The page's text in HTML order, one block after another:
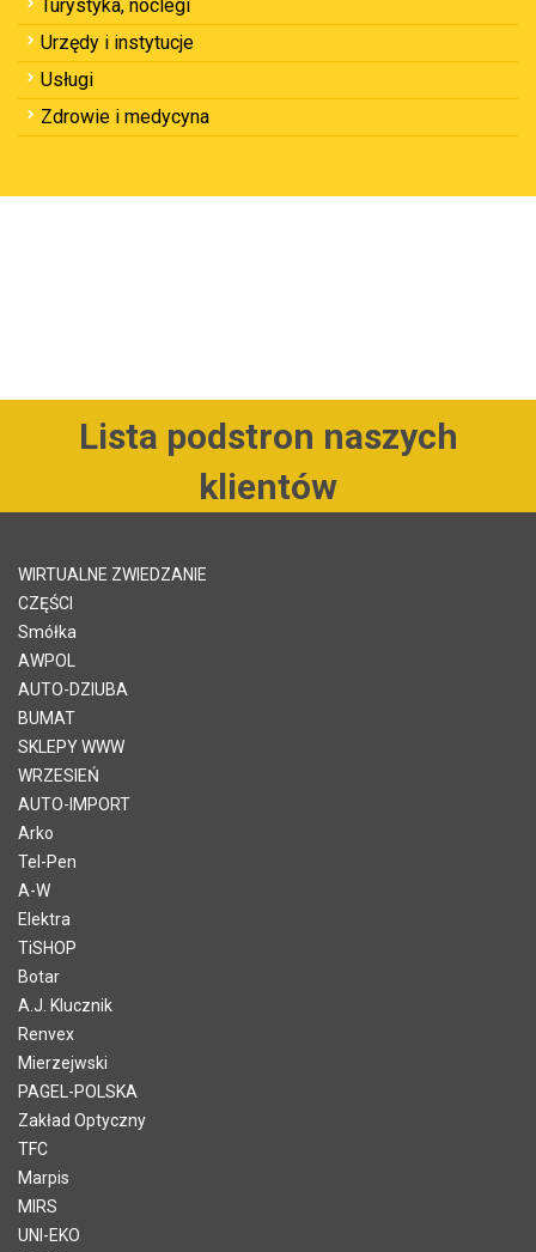
Turystyka, noclegi
Urzędy i instytucje
Usługi
Zdrowie i medycyna
Lista podstron naszych
klientów
WIRTUALNE ZWIEDZANIE
CZĘŚCI
Smółka
AWPOL
AUTO-DZIUBA
BUMAT
SKLEPY WWW
WRZESIEŃ
AUTO-IMPORT
Arko
Tel-Pen
A-W
Elektra
TiSHOP
Botar
A.J. Klucznik
Renvex
Mierzejwski
PAGEL-POLSKA
Zakład Optyczny
TFC
Marpis
MIRS
UNI-EKO